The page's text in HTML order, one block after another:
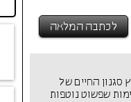
לכתבה המלאה
סגנון החיים של
שפשוט נוטפות